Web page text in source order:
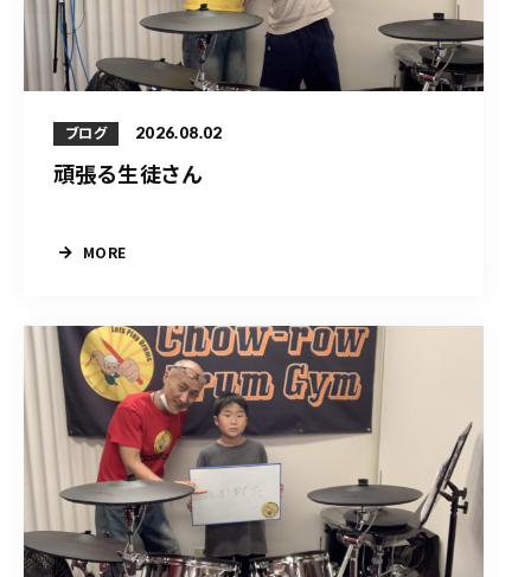
ブログ 2026.08.02
頑張る生徒さん
MORE